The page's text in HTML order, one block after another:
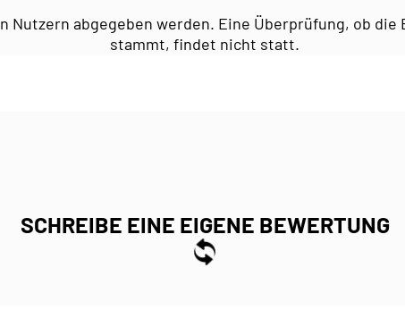
abgegeben werden. Eine Überprüfung, ob
stammt, findet nicht statt.
SCHREIBE EINE EIGENE BEWERTUNG